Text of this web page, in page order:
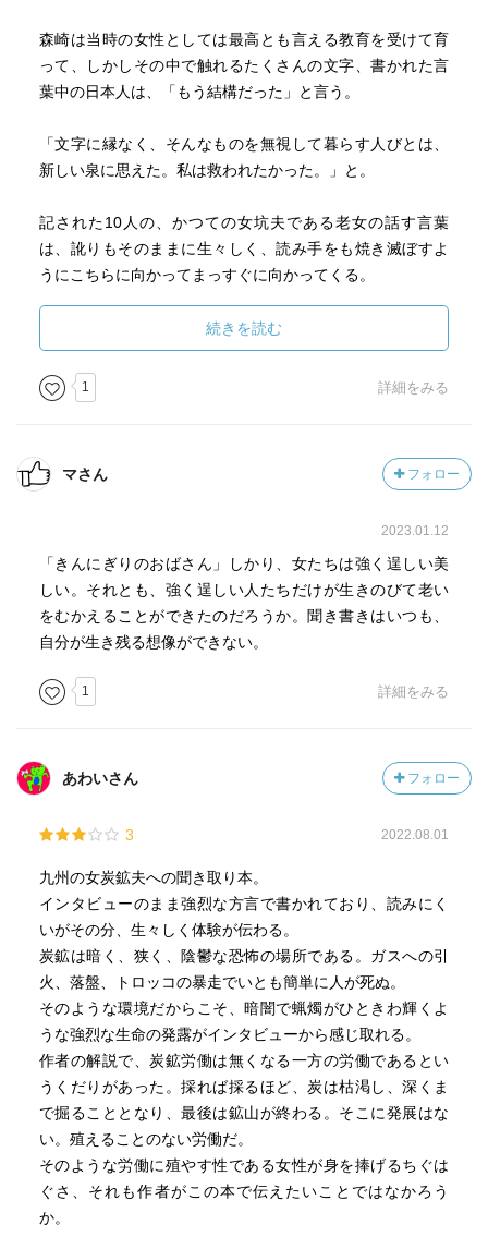
森崎は当時の女性としては最高とも言える教育を受けて育
って、しかしその中で触れるたくさんの文字、書かれた言
葉中の日本人は、「もう結構だった」と言う。
「文字に縁なく、そんなものを無視して暮らす人びとは、
新しい泉に思えた。私は救われたかった。」と。
記された10人の、かつての女坑夫である老女の話す言葉
は、訛りもそのままに生々しく、読み手をも焼き滅ぼすよ
うにこちらに向かってまっすぐに向かってくる。
たいていの坑夫は、流れ着いてまた流れて、を繰り返すよ
うで、戸籍のない人も多い。その日の炭の取れ高により、
米や金券のようなもので交換される。そこから納屋代や道
具代なども差し引かれると、手元には何も残らない。ほと
て、這うように炭を掘り、外へ出る頃にはもう真っ暗。
がった。そして二十二の歳まで、わたしは青空天井とは縁
が切れた。」
印象的だったのは、「生活のぜんぶが、人間的なものの抹
殺であるようなぎりぎりの場」では、実体験として、信仰
赤不浄(生理中)は坑内に入るな、山の神さまは女だからと
と聞いても、地下で働く者の安否は見えないのだという。
ならば、「ないがよか」と。
とらんのと同じことげなばい。神さんにも。」
「信心は、これは地の上のことばい。神も仏も、これは地
の上のことばい。」
生理中だろうと、出産したすぐ後だろうと、今働かなけれ
ば食べられないというギリギリの状態で、十七の歳に彼女
はそうして信心を捨てる。切ないを超えている。
それを涙を流して話す姿から透けて見えるものを、今まで
ずっと言葉にならなかった言葉を、引き出していく。
巻末の解説に書いてあるが、1928年には、国際労働条約の
締結に伴い、女性の坑内労働は原則禁止になる。
「男は仕事、女は家事」という性分業の先駆けとも見える
が、女坑夫達の気持ちは違った。
続きを読む
1 詳細をみる
マさん フォロー
2023.01.12
「きんにぎりのおばさん」しかり、女たちは強く逞しい美
しい。それとも、強く逞しい人たちだけが生きのびて老い
をむかえることができたのだろうか。聞き書きはいつも、
自分が生き残る想像ができない。
1 詳細をみる
あわいさん フォロー
3 2022.08.01
九州の女炭鉱夫への聞き取り本。
インタビューのまま強烈な方言で書かれており、読みにく
いがその分、生々しく体験が伝わる。
炭鉱は暗く、狭く、陰鬱な恐怖の場所である。ガスへの引
火、落盤、トロッコの暴走でいとも簡単に人が死ぬ。
そのような環境だからこそ、暗闇で蝋燭がひときわ輝くよ
うな強烈な生命の発露がインタビューから感じ取れる。
作者の解説で、炭鉱労働は無くなる一方の労働であるとい
うくだりがあった。採れば採るほど、炭は枯渇し、深くま
で掘ることとなり、最後は鉱山が終わる。そこに発展はな
い。殖えることのない労働だ。
そのような労働に殖やす性である女性が身を捧げるちぐは
ぐさ、それも作者がこの本で伝えたいことではなかろう
か。